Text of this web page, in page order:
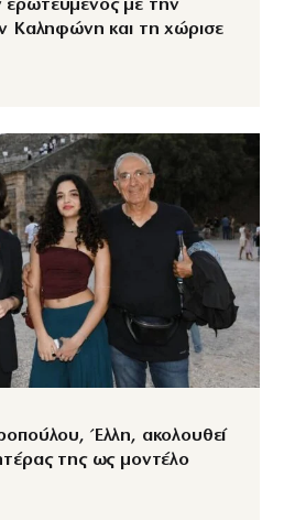
με την
Καληφώνη και τη χώρισε
Έλλη, ακολουθεί
της ως μοντέλο